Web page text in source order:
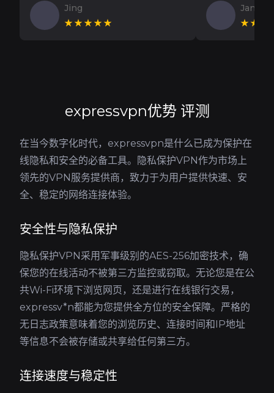
Jing
★★★★★
Jan V
expressvpn优势 评测
在当今数字化时代，expressvpn是什么已成为保护在
线隐私和安全的必备工具。隐私保护VPN作为市场上
领先的VPN服务提供商，致力于为用户提供快速、安
全、稳定的网络连接体验。
安全性与隐私保护
隐私保护VPN采用军事级别的AES-256加密技术，确
保您的在线活动不被第三方监控或窃取。无论您是在公
共Wi-Fi环境下浏览网页，还是进行在线银行交易，
expressv*n都能为您提供全方位的安全保障。严格的
无日志政策意味着您的浏览历史、连接时间和IP地址
等信息不会被存储或共享给任何第三方。
连接速度与稳定性